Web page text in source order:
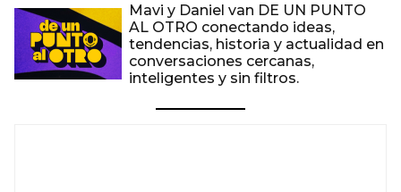
Mavi y Daniel van DE UN PUNTO
AL OTRO conectando ideas,
tendencias, historia y actualidad en
conversaciones cercanas,
inteligentes y sin filtros.